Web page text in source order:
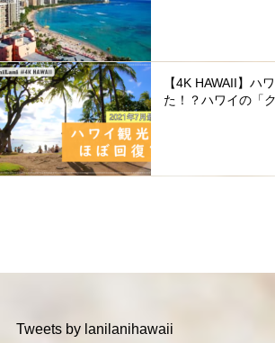
【4K HAWAII】ハ
た！？ハワイの「ク
Tweets by lanilanihawaii